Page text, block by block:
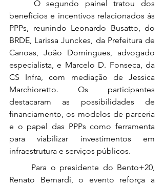
benefícios e incentivos relacionados às
PPPs, reunindo Leonardo Busatto, do
BRDE, Larissa Junckes, da Prefeitura de
Canoas, João Domingues, advogado
especialista, e Marcelo D. Fonseca, da
CS Infra, com mediação de Jessica
Marchioretto. Os participantes
destacaram as possibilidades de
financiamento, os modelos de parceria
e o papel das PPPs como ferramenta
para viabilizar investimentos em
infraestrutura e serviços públicos.
Renato Bernardi, o evento reforça a